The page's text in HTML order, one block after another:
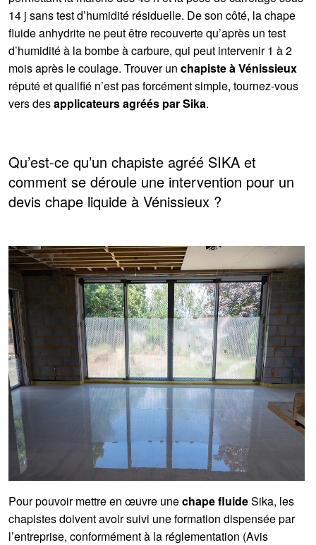
14 j sans test d’humidité résiduelle. De son côté, la chape
fluide anhydrite ne peut être recouverte qu’après un test
d’humidité à la bombe à carbure, qui peut intervenir 1 à 2
mois après le coulage. Trouver un chapiste à Vénissieux
réputé et qualifié n’est pas forcément simple, tournez-vous
vers desapplicateurs agréés par Sika.
Qu’est-ce qu’un chapiste agréé SIKA et
comment se déroule une intervention pour un
devis chape liquide à Vénissieux ?
Pour pouvoir mettre en œuvre unechape fluideSika, les
chapistes doivent avoir suivi une formation dispensée par
l’entreprise, conformément à la réglementation (Avis